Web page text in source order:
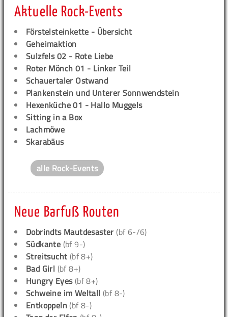
Aktuelle Rock-Events
Förstelsteinkette - Übersicht
Geheimaktion
Sulzfels 02 - Rote Liebe
Roter Mönch 01 - Linker Teil
Schauertaler Ostwand
Plankenstein und Unterer Sonnwendstein
Hexenküche 01 - Hallo Muggels
Sitting in a Box
Lachmöwe
Skarabäus
alle Rock-Events
Neue Barfuß Routen
Dobrindts Mautdesaster (bf 6-/6)
Südkante (bf 9-)
Streitsucht (bf 8+)
Bad Girl (bf 8+)
Hungry Eyes(bf 8+)
Schweine im Weltall (bf 8-)
Entkoppeln (bf 8-)